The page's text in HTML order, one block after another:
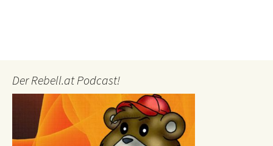
Der Rebell.at Podcast!